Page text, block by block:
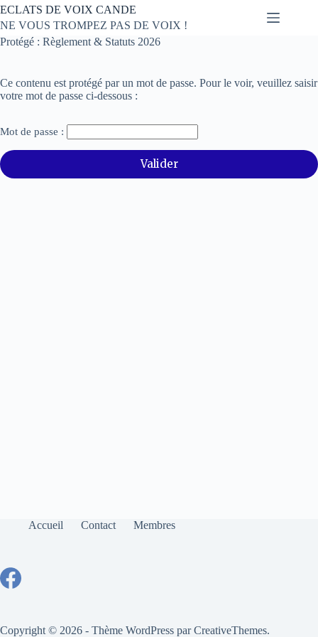
Passer
contenu
ECLATS DE VOIX CANDE
NE VOUS TROMPEZ PAS DE VOIX !
Protégé : Règlement & Statuts 2026
Ce contenu est protégé par un mot de passe. Pour le voir, veuillez saisir
votre mot de passe ci-dessous :
Mot de passe :
Accueil Contact Membres
Copyright © 2026 - Thème WordPress parCreativeThemes.